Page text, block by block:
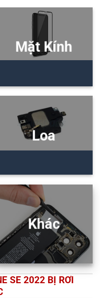
Mặt Kính
Loa
Khác
SE 2022 BỊ RƠI